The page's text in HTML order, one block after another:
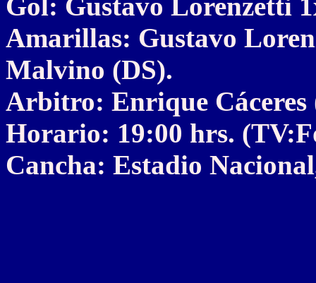
Amarillas: Gustavo
Malvino (DS).
Arbitro: Enrique Cáceres
Horario: 19:00 hrs.
Cancha: Estadio